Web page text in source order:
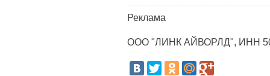
Реклама
ООО "ЛИНК АЙВОРЛД", ИНН